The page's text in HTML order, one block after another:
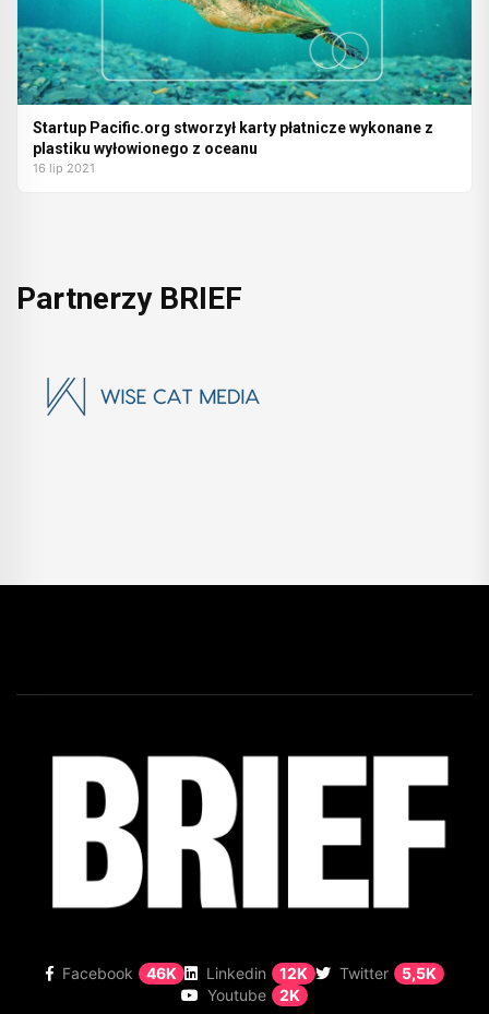
Startup Pacific.org stworzył karty płatnicze wykonane z
plastiku wyłowionego z oceanu
16 lip 2021
Partnerzy BRIEF
Facebook 46K Linkedin 12K Twitter
5,5K
Youtube
2K